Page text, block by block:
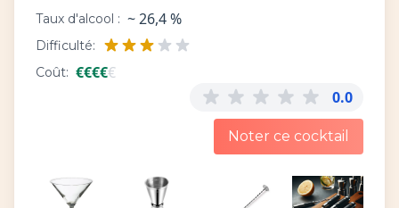
Taux d'alcool : ~ 26,4 %
Difficulté:
Coût: €€€€€
0.0
Noter ce cocktail